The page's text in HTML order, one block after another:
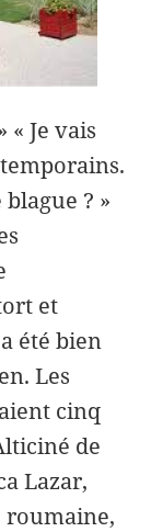
« Je vais
? »
et
été bien
Les
cinq
de
Lazar,
roumaine,